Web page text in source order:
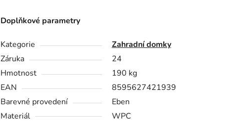
Doplňkové parametry
Kategorie
Zahradní domky
Záruka
24
Hmotnost
190 kg
EAN
8595627421939
Barevné provedení
Eben
Materiál
WPC